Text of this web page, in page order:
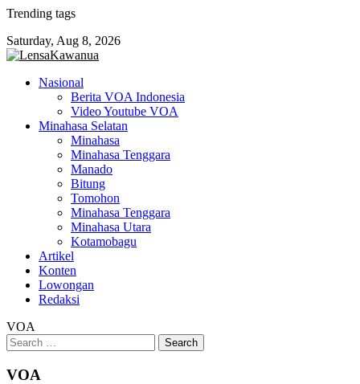
Skip
content
Trending tags
Saturday, Aug 8, 2026
Nasional
Berita VOA Indonesia
Video Youtube VOA
Minahasa Selatan
Minahasa
Minahasa Tenggara
Manado
Bitung
Tomohon
Minahasa Tenggara
Minahasa Utara
Kotamobagu
Artikel
Konten
Lowongan
Redaksi
VOA
Search
for:
VOA